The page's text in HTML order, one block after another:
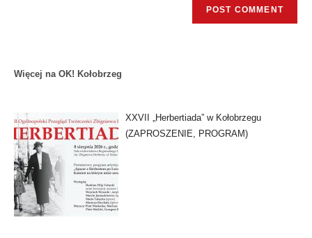
Więcej na OK! Kołobrzeg
XXVII „Herbertiada” w Kołobrzegu
(ZAPROSZENIE, PROGRAM)